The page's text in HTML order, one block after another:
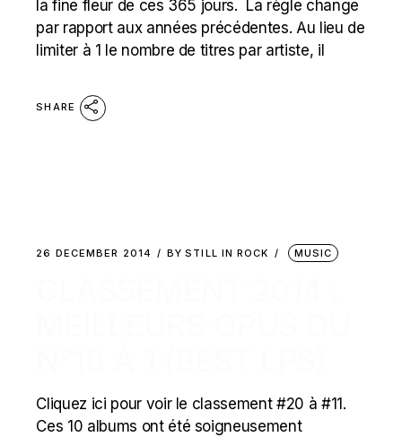
la fine fleur de ces 365 jours. La règle change
par rapport aux années précédentes. Au lieu de
limiter à 1 le nombre de titres par artiste, il
SHARE
26 DECEMBER 2014 BY STILL IN ROCK MUSIC
Cliquez ici pour voir le classement #20 à #11.
Ces 10 albums ont été soigneusement